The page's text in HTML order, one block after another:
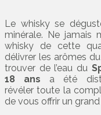
Le whisky se
minérale. Ne jamais
whisky de cette
délivrer les arômes
trouver de l’eau du
18 ans a été
révéler toute la
de vous offrir un